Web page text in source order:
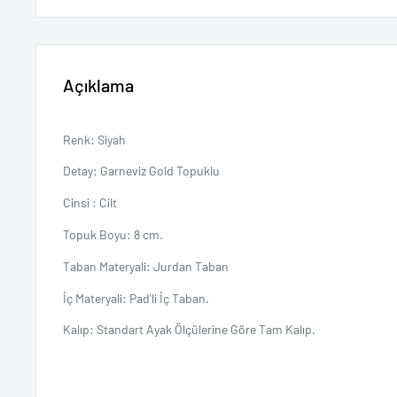
Açıklama
Renk: Siyah
Detay: Garneviz Gold Topuklu
Cinsi : Cilt
Topuk Boyu: 8 cm.
Taban Materyali: Jurdan Taban
İç Materyali: Pad'li İç Taban.
Kalıp: Standart Ayak Ölçülerine Göre Tam Kalıp.